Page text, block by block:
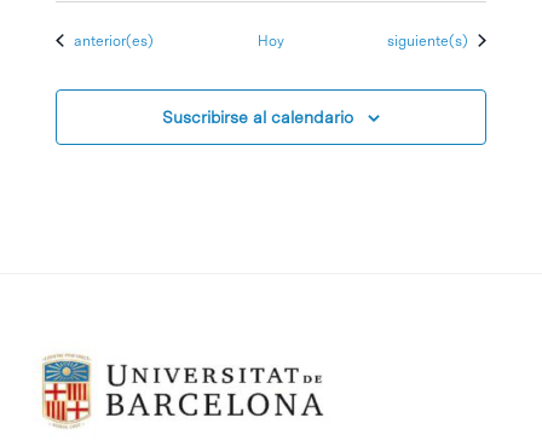
Eventos
anterior(es) Hoy Eventos
siguiente(s)
Suscribirse al calendario